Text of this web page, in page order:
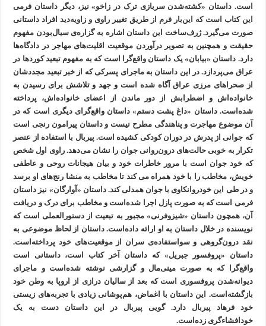
است. داستان «کشته‌شدن سربازی ترک در زاخو» نیز، دیگر داستان فرمی
این کتاب است که این‌بار فرم از طریق تغییر راوی و زاویه‌دید افراد داستانی
صورت می‌گیرد. ژرف‌ساخت این داستان اشاره به گزاره‌ی سیال‌بودن مفهوم
حقیقت و همچنین به تصویر درآوردن موقعیت اقلیت‌های مهاجر در دادگاه‌ها
دارد. داستان «بیابان» یک داستان واقع‌گرا است که به مفهوم تبعید کوردها در
عراق می‌پردازد. در این داستان به ماجرای پسرکی که از خبر تبعید مجددشان
از صحراهای مرزی عراق آگاه شده است و جهد و تلاشش برای رسیدن به
خانواده‌اش و اضطرابش از دور ماندن از اعضای خانواده‌اش، پرداخته
شده‌است. داستان «داغ پشت دستم» داستان واقع‌گرای دیگری است که در
آن موضوع مهاجرت و پناهندگی مطرح نیست و داستان پیرامون رنجی است
که جوانی از پدرش در دوران کودکی کشیده است. پیربال با استفاده از عنصر
تکرار به خوبی حالت‌های درون‌روانی جوان را نشان می‌دهد. راوی اول شخص
که خود جوان است با مرور خاطرات خود و بیان هیجانات روحی و عاطفی
خویش، مخاطب را با خود همراه می کند تا مخاطب به منشا رنج‌های او برسد
و در طی این خودروانکاوی با جوان همدلی کند. داستان «آوارگان» نیز داستان
فرمی است که به صورت پازل اجرا شده‌است و مخاطب برای درک و دریافت
آن، همچون داستان «شیزوفرنی» مجبور به تبعیت از دستورالعملی است که
نویسنده در خلال داستان به او ارائه داده‌است. داستان از لحاظ موضوعی به
نقد درون‌گروهی و سواستفاده‌ی سران از موقعیت‌های خود پرداخته‌است.
داستان «پروفسور جبریل» که داستان آخر کتاب است، داستانی است
واقع‌گرا که به صورت مینی‌مال و گزارشی نوشته شده‌است و ماجرای
دیوانه‌شدن پروفسوری است که بعد از سالیان درازی از اروپا به وطن خود
بازگشته‌است. این داستان با اغماض، هم‌پوشانی زیادی با تجربه‌های زیستی
خود فرهاد پیربال دارد. گویی پیربال در این داستان دست به یک
خودافشاء‌گری زده‌است.